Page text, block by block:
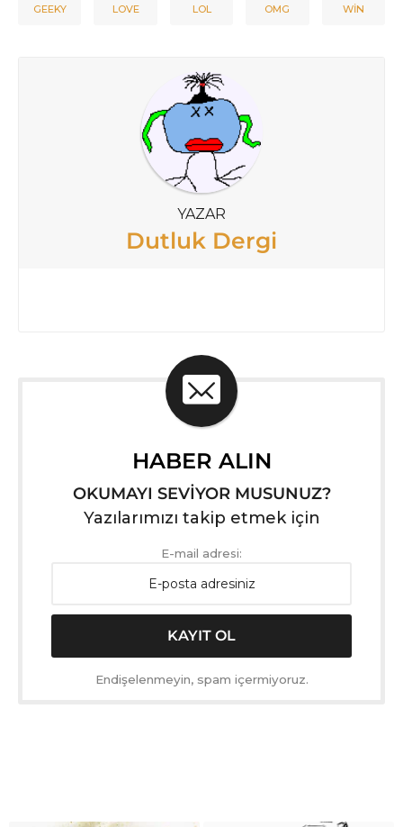
GEEKY LOVE LOL OMG WIN
YAZAR
Dutluk Dergi
HABER ALIN
OKUMAYI SEVİYOR MUSUNUZ?
Yazılarımızı takip etmek için
E-mail adresi:
Endişelenmeyin, spam içermiyoruz.